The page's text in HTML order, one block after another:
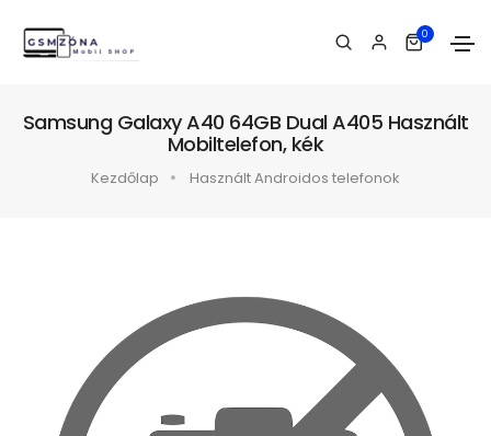
0
Samsung Galaxy A40 64GB Dual A405 Használt
Mobiltelefon, kék
Kezdőlap Használt Androidos telefonok